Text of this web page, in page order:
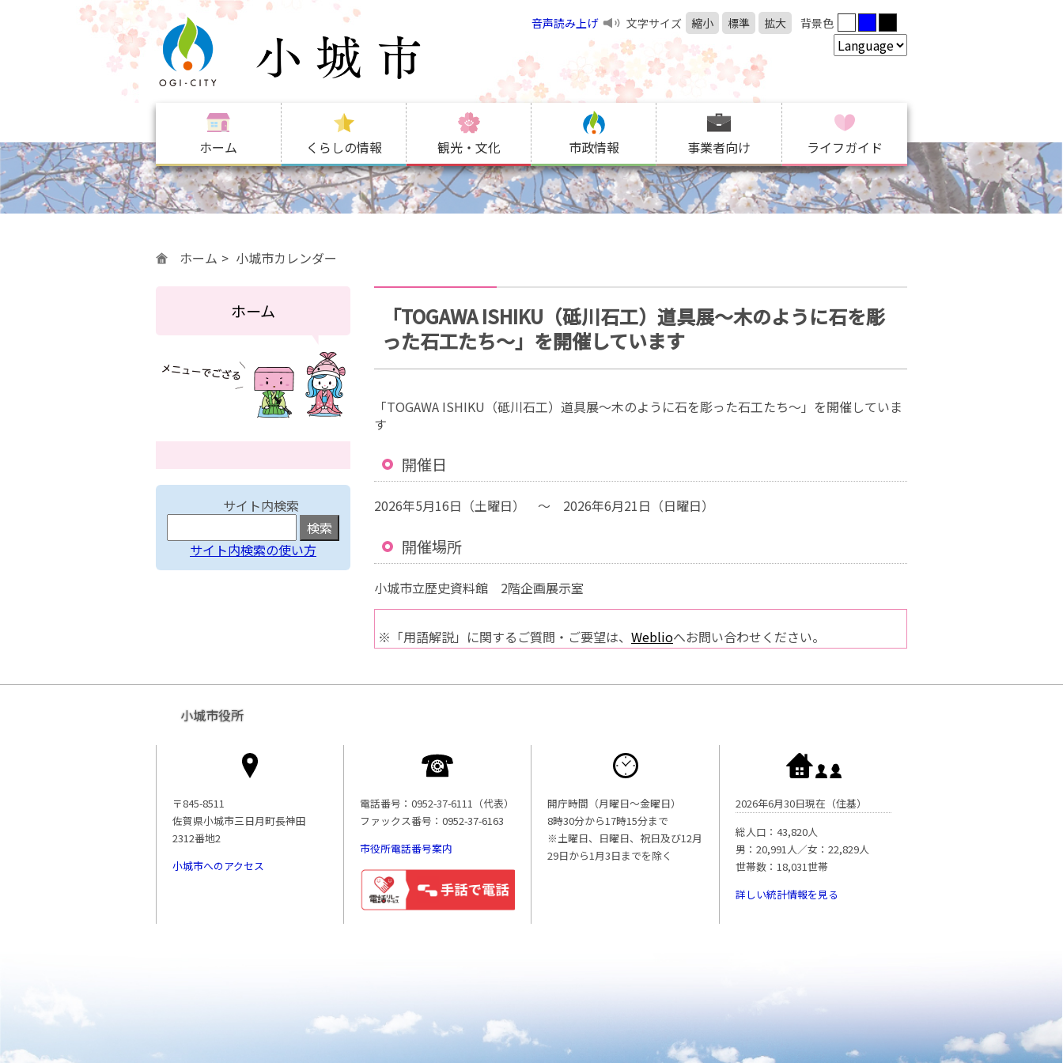
音声読み上げ 文字サイズ 縮小 標準 拡大 背景色
ホーム くらしの情報 観光・文化 市政情報 事業者向け ライフガイド
ホーム 小城市カレンダー
「TOGAWA ISHIKU（砥川石工）道具展～木のように石を彫
った石工たち～」を開催しています
「TOGAWA ISHIKU（砥川石工）道具展～木のように石を彫った石工たち～」を開催していま
す
開催日
2026年5月16日（土曜日） ～ 2026年6月21日（日曜日）
開催場所
小城市立歴史資料館 2階企画展示室
※「用語解説」に関するご質問・ご要望は、 Weblioへお問い合わせください。
ホーム
サイト内検索
サイト内検索の使い方
小城市役所
〒845-8511
佐賀県小城市三日月町長神田
2312番地2
小城市へのアクセス
電話番号：0952-37-6111（代表）
ファックス番号：0952-37-6163
市役所電話番号案内
開庁時間（月曜日〜金曜日）
8時30分から17時15分まで
※土曜日、日曜日、祝日及び12月
29日から1月3日までを除く
2026年6月30日現在（住基）
総人口：43,820人
男：20,991人／女：22,829人
世帯数：18,031世帯
詳しい統計情報を見る